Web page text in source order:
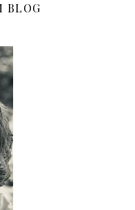
BLOG